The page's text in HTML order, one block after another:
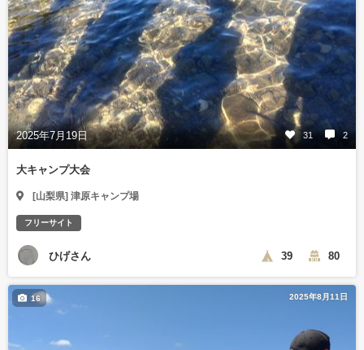
2025年7月19日 31 2
大キャンプ大会
[山梨県] 津原キャンプ場
フリーサイト
ひげさん 39 80
2025年8月11日
16